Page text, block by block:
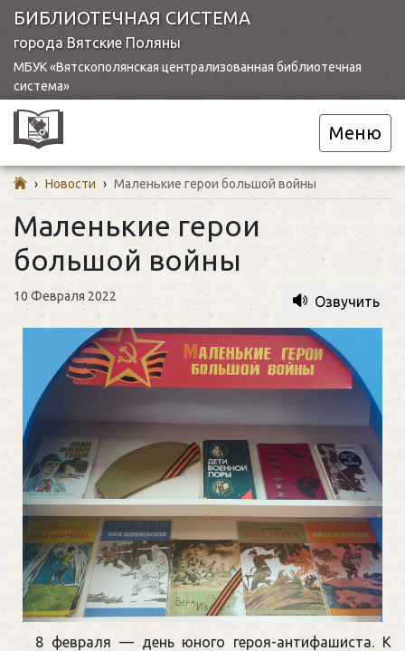
БИБЛИОТЕЧНАЯ СИСТЕМА
города Вятские Поляны
МБУК «Вятскополянская централизованная библиотечная
система»
Меню
› Новости › Маленькие герои большой войны
Маленькие герои
большой войны
10 Февраля 2022 Озвучить
8 февраля — день юного героя-антифашиста. К